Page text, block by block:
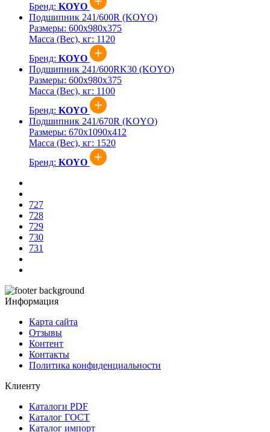
Бренд: KOYO
Подшипник 241/600R (KOYO)
Размеры: 600x980x375
Масса (Вес), кг: 1120
Бренд: KOYO
Подшипник 241/600RK30 (KOYO)
Размеры: 600x980x375
Масса (Вес), кг: 1100
Бренд: KOYO
Подшипник 241/670R (KOYO)
Размеры: 670x1090x412
Масса (Вес), кг: 1520
Бренд: KOYO
727
728
729
730
731
Информация
Карта сайта
Отзывы
Контент
Контакты
Политика конфиденциальности
Клиенту
Каталоги PDF
Каталог ГОСТ
Каталог импорт